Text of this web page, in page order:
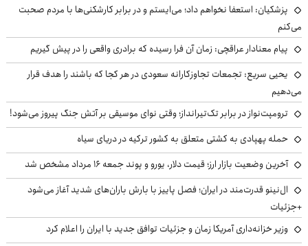
پزشکیان: استعفا نخواهم داد؛ می‌ایستم و در برابر کارشکنی‌ها با مردم صحبت
می‌کنم
پیام معنادار عراقچی: زمان آن فرا رسیده که برادری واقعی را در پیش گیریم
یحیی سریع: تجمعات تجاوزکارانه سعودی در هر کجا که باشند را هدف قرار
می‌دهیم
ترومپت‌نواز در برابر تک‌تیرانداز؛ وقتی نوای موسیقی بر آتش جنگ پیروز می‌شود!
حمله پهپادی به کشتی متعلق به کشور ترکیه در دریای سیاه
آخرین وضعیت بازار ارز؛ قیمت دلار، یورو و پوند جمعه ۱۶ مرداد مشخص شد
ال‌نینو قدرت‌مند در ایران؛ فصل پاییز با بارش باران‌های شدید آغاز می‌شود
+جزئیات
وزیر خزانه‌داری آمریکا زمان و جزئیات توافق جدید با ایران را اعلام کرد